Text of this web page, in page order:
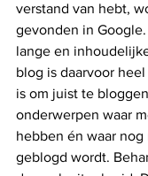
verstand van hebt,
gevonden in
lange en
blog is daarvoor
is om juist te
onderwerpen waar
hebben én waar
geblogd wordt.